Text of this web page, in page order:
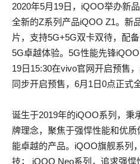
2020年5月19日，iQOO举办新
全新的Z系列产品iQOO Z1。新
片，支持5G+5G双卡双待，配
5G卓越体验。5G性能先锋
19日15:30在vivo官网开启预售
同步开启预售，6月1日0点正式
诞生于2019年的iQOO系列，秉
牌理念，聚焦于强悍性能和优
能卓越的产品。iQOO旗舰系列
技； iQOO Neo系列，追求强